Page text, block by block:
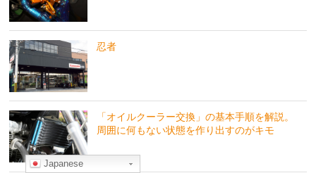
忍者
「オイルクーラー交換」の基本手順を解説。
周囲に何もない状態を作り出すのがキモ
Japanese